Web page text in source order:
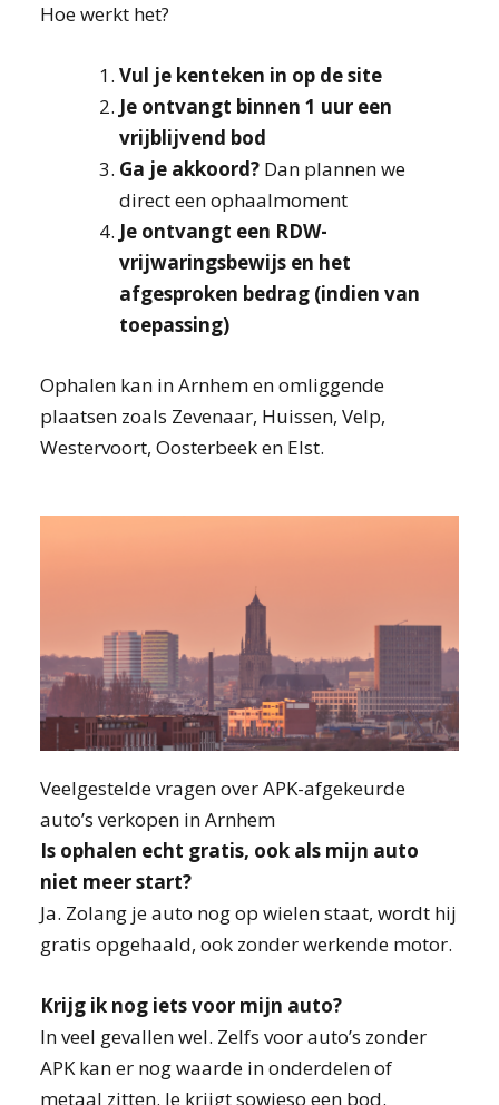
Hoe werkt het?
Vul je kenteken in op de site
Je ontvangt binnen 1 uur een
vrijblijvend bod
Ga je akkoord? Dan plannen we
direct een ophaalmoment
Je ontvangt een RDW-
vrijwaringsbewijs en het
afgesproken bedrag (indien van
toepassing)
Ophalen kan in Arnhem en omliggende
plaatsen zoals Zevenaar, Huissen, Velp,
Westervoort, Oosterbeek en Elst.
Veelgestelde vragen over APK-afgekeurde
auto’s verkopen in Arnhem
Is ophalen echt gratis, ook als mijn auto
niet meer start?
Ja. Zolang je auto nog op wielen staat, wordt hij
gratis opgehaald, ook zonder werkende motor.
Krijg ik nog iets voor mijn auto?
In veel gevallen wel. Zelfs voor auto’s zonder
APK kan er nog waarde in onderdelen of
metaal zitten. Je krijgt sowieso een bod.